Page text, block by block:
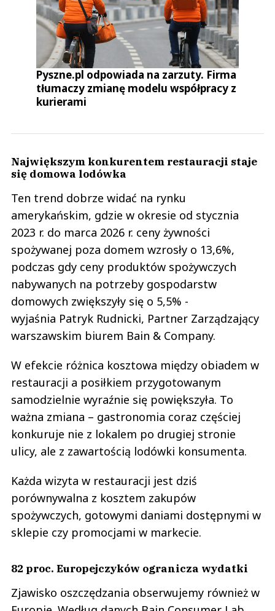
Pyszne.pl odpowiada na zarzuty. Firma
tłumaczy zmianę modelu współpracy z
kurierami
Największym konkurentem restauracji staje
się domowa lodówka
Ten trend dobrze widać na rynku
amerykańskim, gdzie w okresie od stycznia
2023 r. do marca 2026 r. ceny żywności
spożywanej poza domem wzrosły o 13,6%,
podczas gdy ceny produktów spożywczych
nabywanych na potrzeby gospodarstw
domowych zwiększyły się o 5,5% -
wyjaśnia Patryk Rudnicki, Partner Zarządzający
warszawskim biurem Bain & Company.
W efekcie różnica kosztowa między obiadem w
restauracji a posiłkiem przygotowanym
samodzielnie wyraźnie się powiększyła. To
ważna zmiana – gastronomia coraz częściej
konkuruje nie z lokalem po drugiej stronie
ulicy, ale z zawartością lodówki konsumenta.
Każda wizyta w restauracji jest dziś
porównywalna z kosztem zakupów
spożywczych, gotowymi daniami dostępnymi w
sklepie czy promocjami w markecie.
82 proc. Europejczyków ogranicza wydatki
Zjawisko oszczędzania obserwujemy również w